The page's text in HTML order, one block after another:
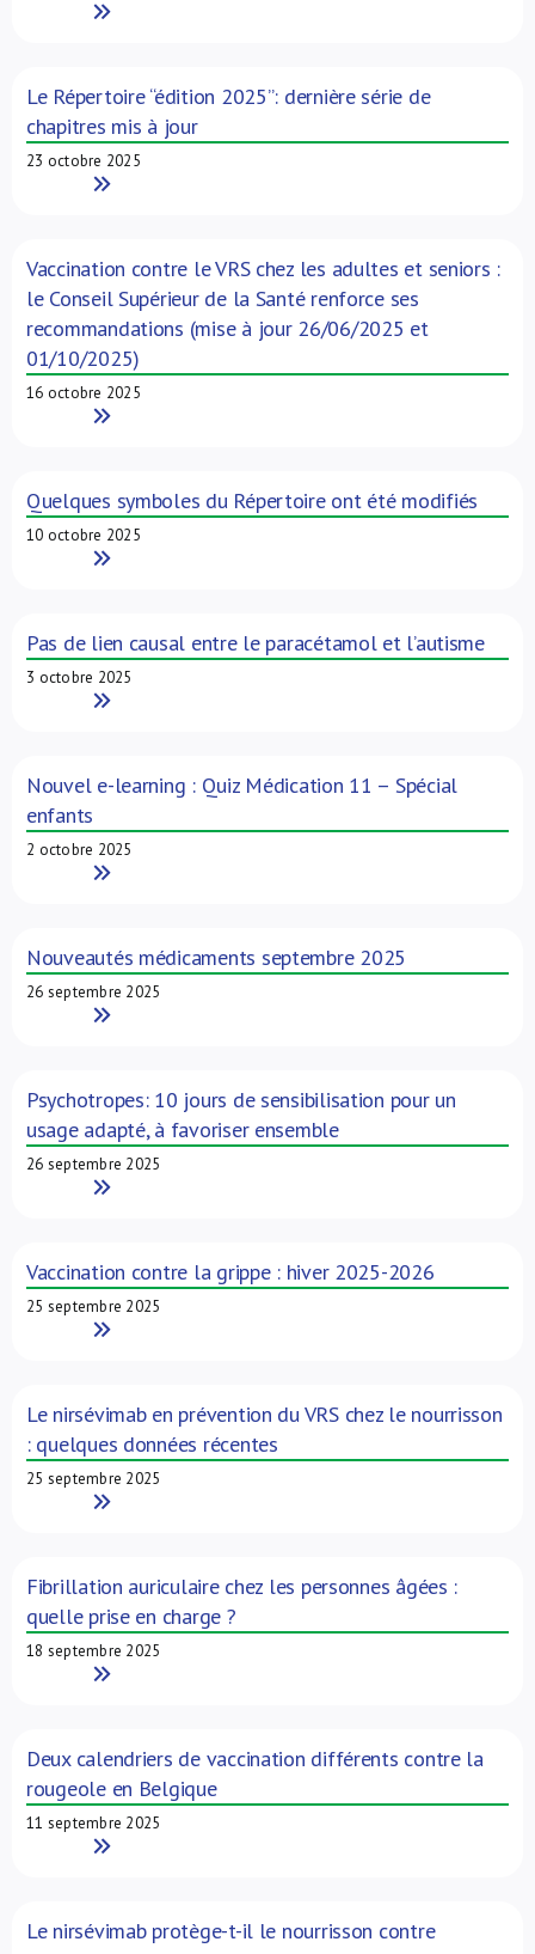
Read More
Le Répertoire “édition 2025”: dernière série de
chapitres mis à jour
23 octobre 2025
Read More
Vaccination contre le VRS chez les adultes et seniors :
le Conseil Supérieur de la Santé renforce ses
recommandations (mise à jour 26/06/2025 et
01/10/2025)
16 octobre 2025
Read More
Quelques symboles du Répertoire ont été modifiés
10 octobre 2025
Read More
Pas de lien causal entre le paracétamol et l’autisme
3 octobre 2025
Read More
Nouvel e-learning : Quiz Médication 11 – Spécial
enfants
2 octobre 2025
Read More
Nouveautés médicaments septembre 2025
26 septembre 2025
Read More
Psychotropes: 10 jours de sensibilisation pour un
usage adapté, à favoriser ensemble
26 septembre 2025
Read More
Vaccination contre la grippe : hiver 2025-2026
25 septembre 2025
Read More
Le nirsévimab en prévention du VRS chez le nourrisson
: quelques données récentes
25 septembre 2025
Read More
Fibrillation auriculaire chez les personnes âgées :
quelle prise en charge ?
18 septembre 2025
Read More
Deux calendriers de vaccination différents contre la
rougeole en Belgique
11 septembre 2025
Read More
Le nirsévimab protège-t-il le nourrisson contre